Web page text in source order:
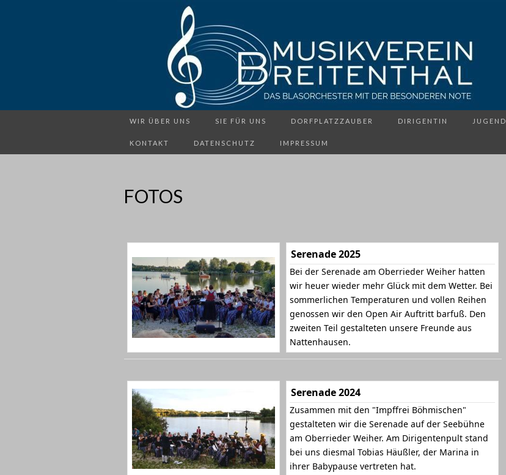
WIR ÜBER UNS SIE FÜR UNS DORFPLATZZAUBER DIRIGENTIN JUGEND
KONTAKT DATENSCHUTZ IMPRESSUM
FOTOS
Serenade 2025
Bei der Serenade am Oberrieder Weiher hatten
wir heuer wieder mehr Glück mit dem Wetter. Bei
sommerlichen Temperaturen und vollen Reihen
genossen wir den Open Air Auftritt barfuß. Den
zweiten Teil gestalteten unsere Freunde aus
Nattenhausen.
Serenade 2024
Zusammen mit den "Impffrei Böhmischen"
gestalteten wir die Serenade auf der Seebühne
am Oberrieder Weiher. Am Dirigentenpult stand
bei uns diesmal Tobias Häußler, der Marina in
ihrer Babypause vertreten hat.